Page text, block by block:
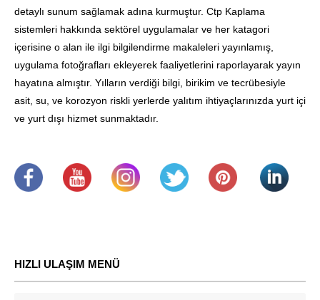
detaylı sunum sağlamak adına kurmuştur. Ctp Kaplama
sistemleri hakkında sektörel uygulamalar ve her katagori
içerisine o alan ile ilgi bilgilendirme makaleleri yayınlamış,
uygulama fotoğrafları ekleyerek faaliyetlerini raporlayarak yayın
hayatına almıştır. Yılların verdiği bilgi, birikim ve tecrübesiyle
asit, su, ve korozyon riskli yerlerde yalıtım ihtiyaçlarınızda yurt içi
ve yurt dışı hizmet sunmaktadır.
HIZLI ULAŞIM MENÜ